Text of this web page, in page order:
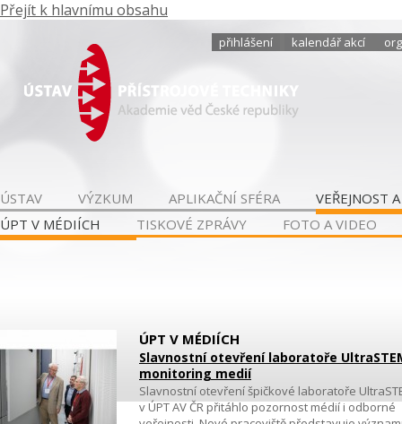
Přejít k hlavnímu obsahu
přihlášení kalendář akcí
ÚSTAV VÝZKUM APLIKAČNÍ SFÉRA
VEŘEJNOST
ÚPT V MÉDIÍCH
TISKOVÉ ZPRÁVY FOTO A VIDEO
ÚPT V MÉDIÍCH
Slavnostní otevření laboratoře
monitoring medií
Slavnostní otevření špičkové laboratoře
v ÚPT AV ČR přitáhlo pozornost médií i odborné